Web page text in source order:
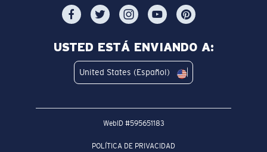
USTED ESTÁ ENVIANDO A:
United States (Español)
WebID #595651183
POLÍTICA DE PRIVACIDAD